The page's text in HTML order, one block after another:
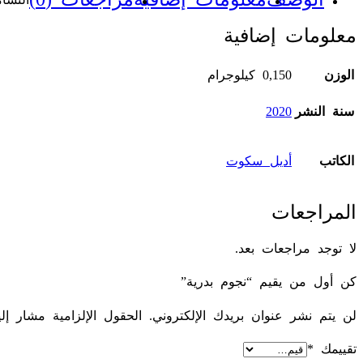
معلومات إضافية
الوزن 0,150 كيلوجرام
سنة النشر 2020
الكاتب أديل سكوت
المراجعات
لا توجد مراجعات بعد.
كن أول من يقيم “نجوم بدرية”
لن يتم نشر عنوان بريدك الإلكتروني. الحقول الإلزامية مشار
تقييمك *